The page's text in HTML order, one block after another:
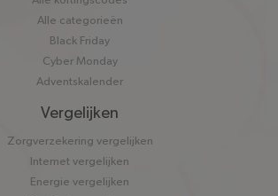
Alle categorieën
Black Friday
Cyber Monday
Adventskalender
Vergelijken
Zorgverzekering vergelijken
Internet vergelijken
Energie vergelijken